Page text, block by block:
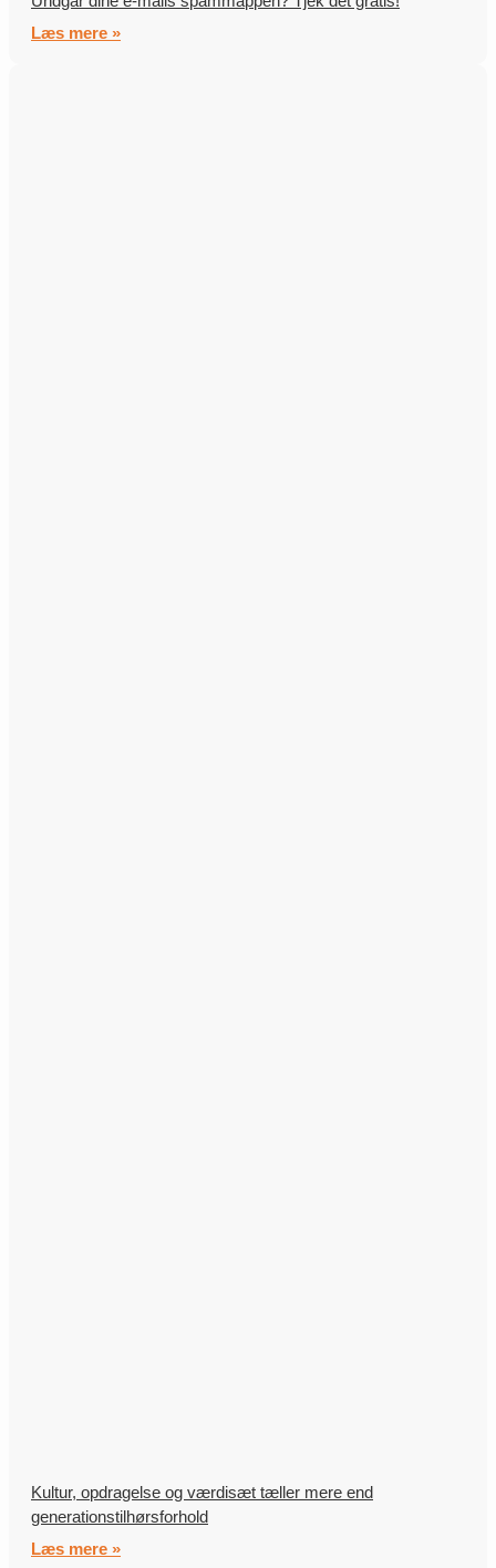
Læs mere »
Kultur, opdragelse og værdisæt tæller mere end
generationstilhørsforhold
Læs mere »